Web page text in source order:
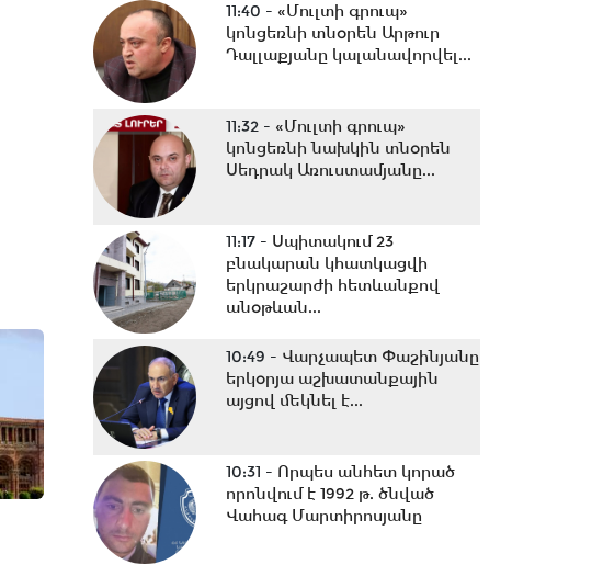
11:40 - «Մուլտի գրուպ»
կոնցեռնի տնօրեն Արթուր
Դալլաքյանը կալանավորվել...
11:32 - «Մուլտի գրուպ»
կոնցեռնի նախկին տնօրեն
Սեդրակ Առուստամյանը...
11:17 - Սպիտակում 23
բնակարան կհատկացվի
երկրաշարժի հետևանքով
անօթևան...
10:49 - Վարչապետ Փաշինյանը
երկօրյա աշխատանքային
այցով մեկնել է...
10:31 - Որպես անհետ կորած
որոնվում է 1992 թ. ծնված
Վահագ Մարտիրոսյանը